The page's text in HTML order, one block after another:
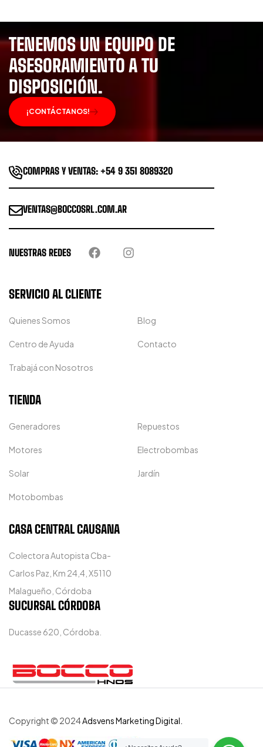
TENEMOS UN EQUIPO DE
ASESORAMIENTO A TU
DISPOSICIÓN.
¡CONTÁCTANOS!
COMPRAS Y VENTAS: +54 9 351 8089320
VENTAS@BOCCOSRL.COM.AR
NUESTRAS REDES
SERVICIO AL CLIENTE
Quienes Somos Blog
Centro de Ayuda Contacto
Trabajá con Nosotros
TIENDA
Generadores Repuestos
Motores Electrobombas
Solar Jardín
Motobombas
CASA CENTRAL CAUSANA
Colectora Autopista Cba-
Carlos Paz, Km 24,4, X5110
Malagueño, Córdoba
SUCURSAL CÓRDOBA
Ducasse 620, Córdoba.
Copyright © 2024Adsvens Marketing Digital.